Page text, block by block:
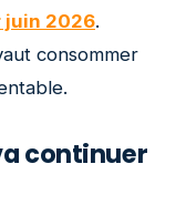
juin 2026.
consommer
continuer